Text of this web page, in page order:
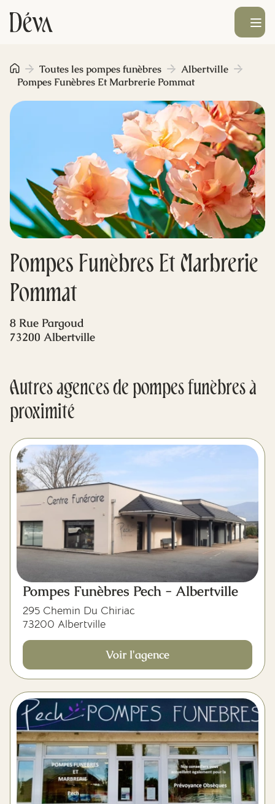
Obsèques
Prévoyance
Monument funéraire
Livraison de fleurs
Blog
Ouvrir le
Pompes Funèbres Et Marbrerie
Pommat
Toutes les pompes funèbres
Albertville
Pompes Funèbres Et Marbrerie Pommat
8 Rue Pargoud
73200 Albertville
Autres agences de pompes funèbres à
proximité
Pompes Funèbres Pech - Albertville
295 Chemin Du Chiriac
73200 Albertville
Voir l'agence